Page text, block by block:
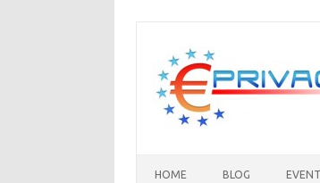
contenuto
HOME BLOG